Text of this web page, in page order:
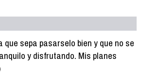
que sepa pasarselo bien y que no se
y disfrutando. Mis planes